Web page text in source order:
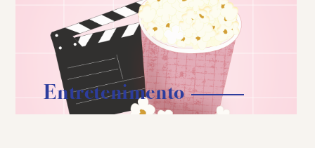
Entretenimento